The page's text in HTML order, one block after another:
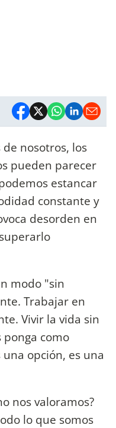
nosotros, los
pueden parecer
estancar
constante y
desorden en
modo "sin
Trabajar en
Vivir la vida sin
como
opción, es una
nos valoramos?
lo que somos